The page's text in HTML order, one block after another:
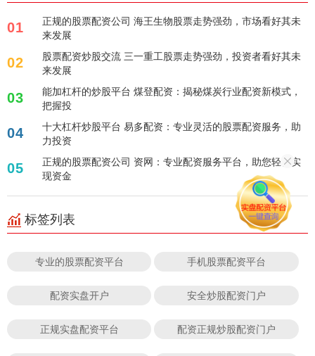
01
正规的股票配资公司 海王生物股票走势强劲，市场看好其未
来发展
02
股票配资炒股交流 三一重工股票走势强劲，投资者看好其未
来发展
03
能加杠杆的炒股平台 煤登配资：揭秘煤炭行业配资新模式，
把握投
04
十大杠杆炒股平台 易多配资：专业灵活的股票配资服务，助
力投资
05
正规的股票配资公司 资网：专业配资服务平台，助您轻松实
现资金
标签列表
专业的股票配资平台 手机股票配资平台
配资实盘开户 安全炒股配资门户
正规实盘配资平台 配资正规炒股配资门户